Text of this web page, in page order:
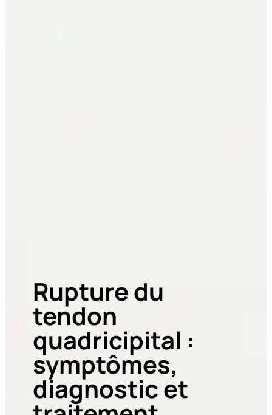
Rupture du
tendon
quadricipital :
symptômes,
diagnostic et